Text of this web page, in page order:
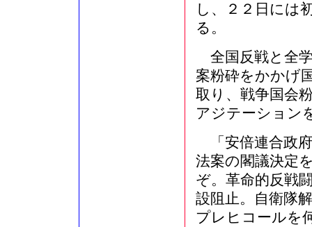
し、２２日には
る。
全国反戦と全
案粉砕をかかげ
取り、戦争国会
アジテーション
「安倍連合政
法案の閣議決定
ぞ。革命的反戦
設阻止。自衛隊
プレヒコールを